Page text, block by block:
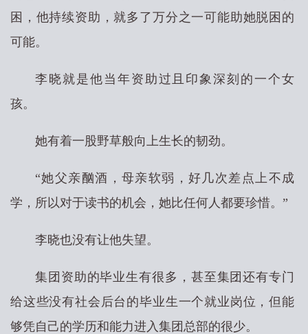
困，他持续资助，就多了万分之一可能助她脱困的
可能。
李晓就是他当年资助过且印象深刻的一个女
孩。
她有着一股野草般向上生长的韧劲。
“她父亲酗酒，母亲软弱，好几次差点上不成
学，所以对于读书的机会，她比任何人都要珍惜。”
李晓也没有让他失望。
集团资助的毕业生有很多，甚至集团还有专门
给这些没有社会后台的毕业生一个就业岗位，但能
够凭自己的学历和能力进入集团总部的很少。